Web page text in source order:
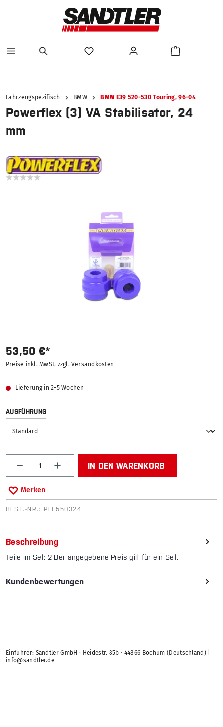
Fahrzeugspezifisch BMW BMW E39 520-530 Touring, 96-04
Powerflex (3) VA Stabilisator, 24
mm
53,50 €*
Preise inkl. MwSt. zzgl. Versandkosten
Lieferung in 2-5 Wochen
AUSFÜHRUNGAUSWÄHLEN
Produkt Anzahl: Gib den gewünschten Wert ein
IN DEN WARENKORB
Merken
BEST.-NR.: PFF550324
Beschreibung
Teile im Set: 2 Der angegebene Preis gilt für ein Set.
Kundenbewertungen
Einführer: Sandtler GmbH · Heidestr. 85b · 44866 Bochum (Deutschland) |
info@sandtler.de